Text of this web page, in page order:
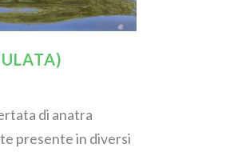
di anatra
presente in diversi